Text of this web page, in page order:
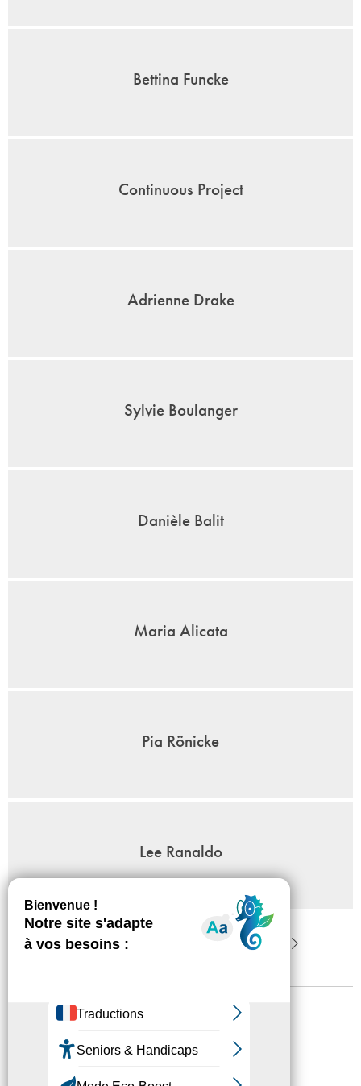
Bettina Funcke
Continuous Project
Adrienne Drake
Sylvie Boulanger
Danièle Balit
Maria Alicata
Pia Rönicke
Lee Ranaldo
1 … 79 …
Accessibilité